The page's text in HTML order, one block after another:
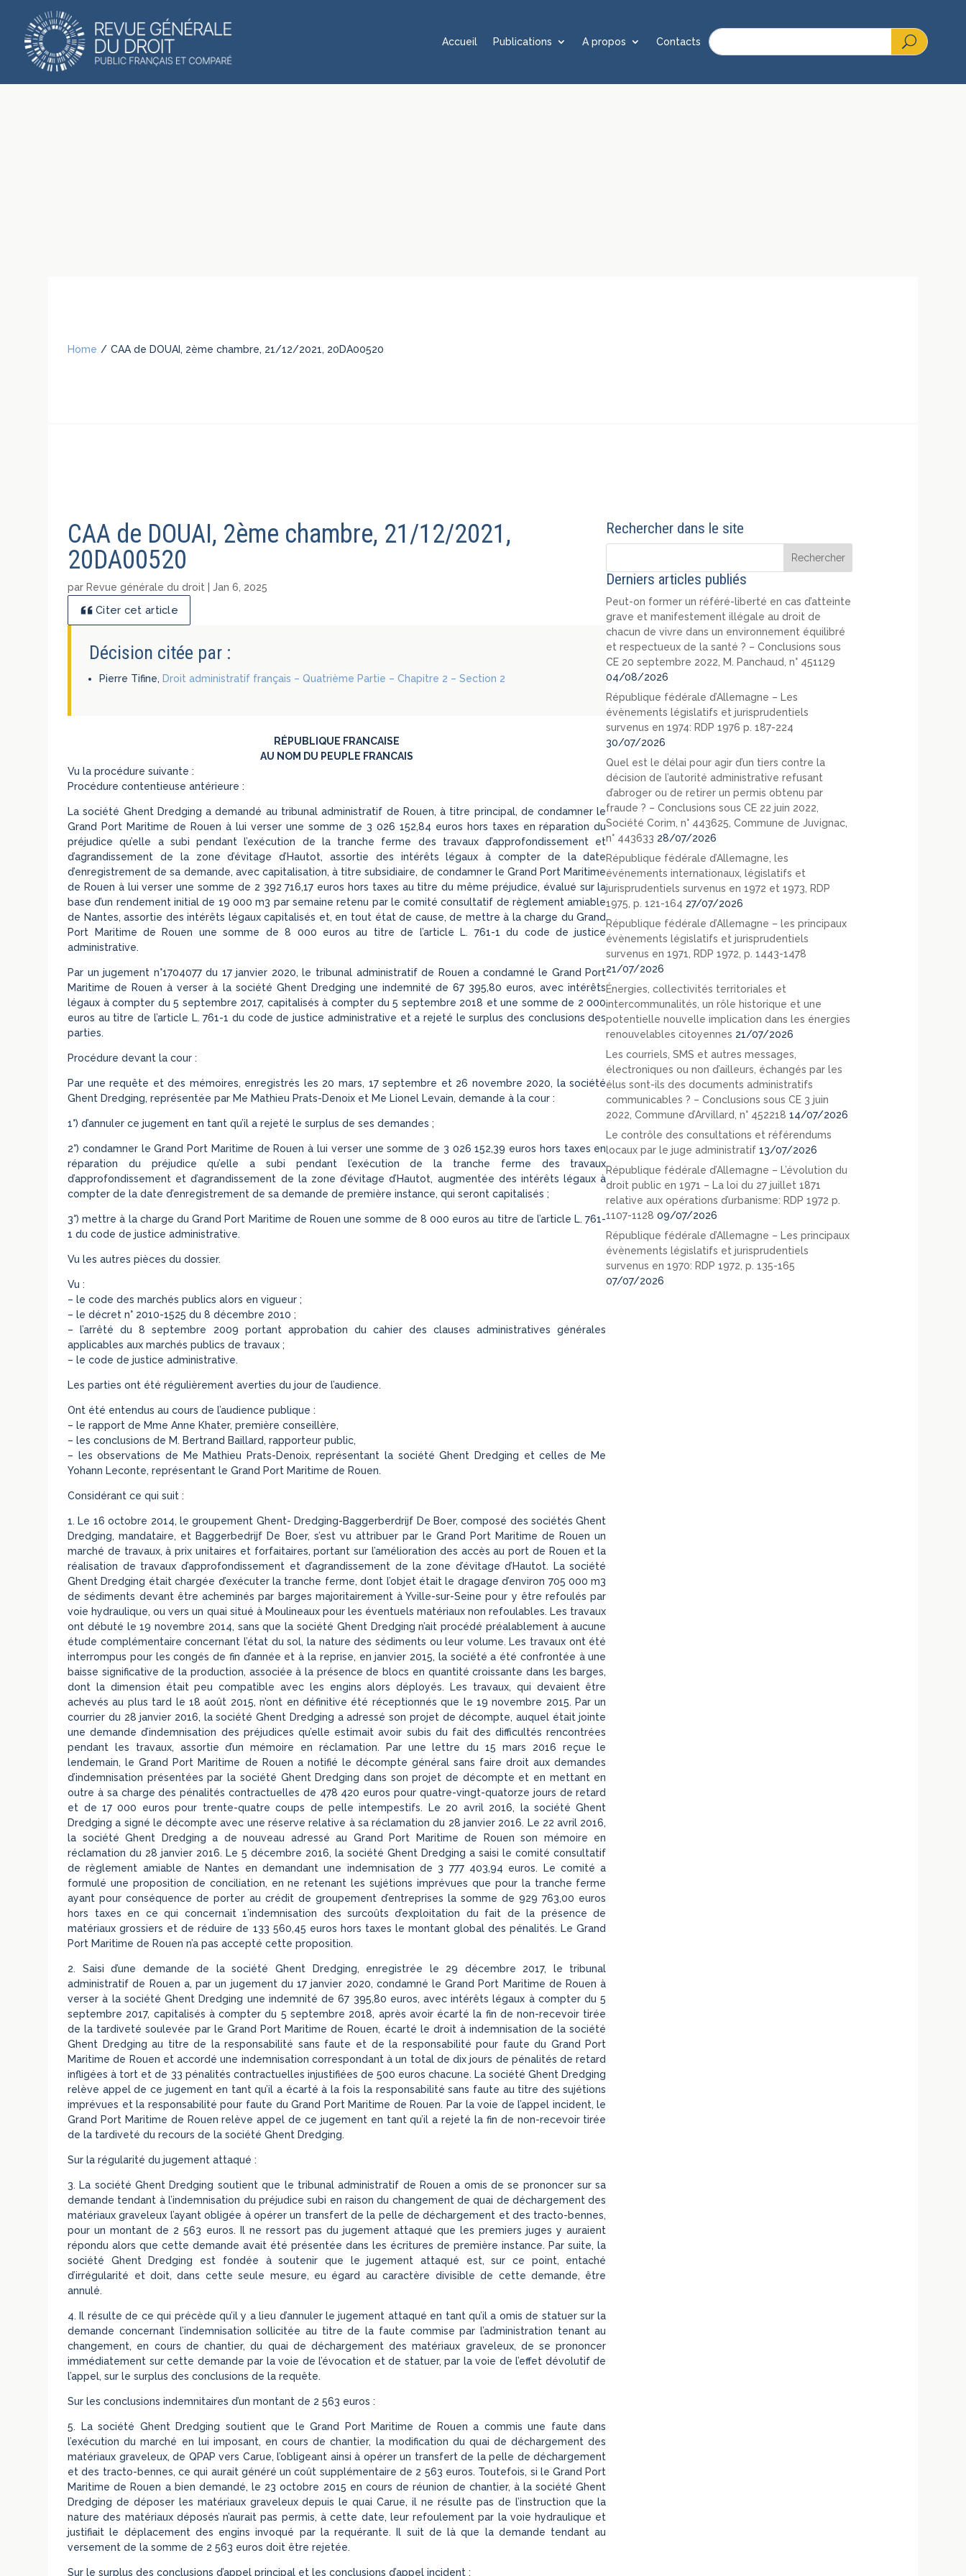
Accueil Publications A propos Contacts
Home / CAA de DOUAI, 2ème chambre, 21/12/2021, 20DA00520
CAA de DOUAI, 2ème chambre, 21/12/2021,
20DA00520
par Revue générale du droit |Jan 6, 2025
Citer cet article
Décision citée par :
Pierre Tifine,Droit administratif français – Quatrième Partie – Chapitre 2 – Section 2
RÉPUBLIQUE FRANCAISE
AU NOM DU PEUPLE FRANCAIS
Vu la procédure suivante :
Procédure contentieuse antérieure :
La société Ghent Dredging a demandé au tribunal administratif de Rouen, à titre principal, de condamner le
Grand Port Maritime de Rouen à lui verser une somme de 3 026 152,84 euros hors taxes en réparation du
préjudice qu’elle a subi pendant l’exécution de la tranche ferme des travaux d’approfondissement et
d’agrandissement de la zone d’évitage d’Hautot, assortie des intérêts légaux à compter de la date
d’enregistrement de sa demande, avec capitalisation, à titre subsidiaire, de condamner le Grand Port Maritime
de Rouen à lui verser une somme de 2 392 716,17 euros hors taxes au titre du même préjudice, évalué sur la
base d’un rendement initial de 19 000 m3 par semaine retenu par le comité consultatif de règlement amiable
de Nantes, assortie des intérêts légaux capitalisés et, en tout état de cause, de mettre à la charge du Grand
Port Maritime de Rouen une somme de 8 000 euros au titre de l’article L. 761-1 du code de justice
administrative.
Par un jugement n°1704077 du 17 janvier 2020, le tribunal administratif de Rouen a condamné le Grand Port
Maritime de Rouen à verser à la société Ghent Dredging une indemnité de 67 395,80 euros, avec intérêts
légaux à compter du 5 septembre 2017, capitalisés à compter du 5 septembre 2018 et une somme de 2 000
euros au titre de l’article L. 761-1 du code de justice administrative et a rejeté le surplus des conclusions des
parties.
Procédure devant la cour :
Par une requête et des mémoires, enregistrés les 20 mars, 17 septembre et 26 novembre 2020, la société
Ghent Dredging, représentée par Me Mathieu Prats-Denoix et Me Lionel Levain, demande à la cour :
1°) d’annuler ce jugement en tant qu’il a rejeté le surplus de ses demandes ;
2°) condamner le Grand Port Maritime de Rouen à lui verser une somme de 3 026 152,39 euros hors taxes en
réparation du préjudice qu’elle a subi pendant l’exécution de la tranche ferme des travaux
d’approfondissement et d’agrandissement de la zone d’évitage d’Hautot, augmentée des intérêts légaux à
compter de la date d’enregistrement de sa demande de première instance, qui seront capitalisés ;
3°) mettre à la charge du Grand Port Maritime de Rouen une somme de 8 000 euros au titre de l’article L. 761-
1 du code de justice administrative.
Vu les autres pièces du dossier.
Vu :
– le code des marchés publics alors en vigueur ;
– le décret n° 2010-1525 du 8 décembre 2010 ;
– l’arrêté du 8 septembre 2009 portant approbation du cahier des clauses administratives générales
applicables aux marchés publics de travaux ;
– le code de justice administrative.
Les parties ont été régulièrement averties du jour de l’audience.
Ont été entendus au cours de l’audience publique :
– le rapport de Mme Anne Khater, première conseillère,
– les conclusions de M. Bertrand Baillard, rapporteur public,
– les observations de Me Mathieu Prats-Denoix, représentant la société Ghent Dredging et celles de Me
Yohann Leconte, représentant le Grand Port Maritime de Rouen.
Considérant ce qui suit :
1. Le 16 octobre 2014, le groupement Ghent- Dredging-Baggerberdrijf De Boer, composé des sociétés Ghent
Dredging, mandataire, et Baggerbedrijf De Boer, s’est vu attribuer par le Grand Port Maritime de Rouen un
marché de travaux, à prix unitaires et forfaitaires, portant sur l’amélioration des accès au port de Rouen et la
réalisation de travaux d’approfondissement et d’agrandissement de la zone d’évitage d’Hautot. La société
Ghent Dredging était chargée d’exécuter la tranche ferme, dont l’objet était le dragage d’environ 705 000 m3
de sédiments devant être acheminés par barges majoritairement à Yville-sur-Seine pour y être refoulés par
voie hydraulique, ou vers un quai situé à Moulineaux pour les éventuels matériaux non refoulables. Les travaux
ont débuté le 19 novembre 2014, sans que la société Ghent Dredging n’ait procédé préalablement à aucune
étude complémentaire concernant l’état du sol, la nature des sédiments ou leur volume. Les travaux ont été
interrompus pour les congés de fin d’année et à la reprise, en janvier 2015, la société a été confrontée à une
baisse significative de la production, associée à la présence de blocs en quantité croissante dans les barges,
dont la dimension était peu compatible avec les engins alors déployés. Les travaux, qui devaient être
achevés au plus tard le 18 août 2015, n’ont en définitive été réceptionnés que le 19 novembre 2015. Par un
courrier du 28 janvier 2016, la société Ghent Dredging a adressé son projet de décompte, auquel était jointe
une demande d’indemnisation des préjudices qu’elle estimait avoir subis du fait des difficultés rencontrées
pendant les travaux, assortie d’un mémoire en réclamation. Par une lettre du 15 mars 2016 reçue le
lendemain, le Grand Port Maritime de Rouen a notifié le décompte général sans faire droit aux demandes
d’indemnisation présentées par la société Ghent Dredging dans son projet de décompte et en mettant en
outre à sa charge des pénalités contractuelles de 478 420 euros pour quatre-vingt-quatorze jours de retard
et de 17 000 euros pour trente-quatre coups de pelle intempestifs. Le 20 avril 2016, la société Ghent
Dredging a signé le décompte avec une réserve relative à sa réclamation du 28 janvier 2016. Le 22 avril 2016,
la société Ghent Dredging a de nouveau adressé au Grand Port Maritime de Rouen son mémoire en
réclamation du 28 janvier 2016. Le 5 décembre 2016, la société Ghent Dredging a saisi le comité consultatif
de règlement amiable de Nantes en demandant une indemnisation de 3 777 403,94 euros. Le comité a
formulé une proposition de conciliation, en ne retenant les sujétions imprévues que pour la tranche ferme
ayant pour conséquence de porter au crédit de groupement d’entreprises la somme de 929 763,00 euros
hors taxes en ce qui concernait 1’indemnisation des surcoûts d’exploitation du fait de la présence de
matériaux grossiers et de réduire de 133 560,45 euros hors taxes le montant global des pénalités. Le Grand
Port Maritime de Rouen n’a pas accepté cette proposition.
2. Saisi d’une demande de la société Ghent Dredging, enregistrée le 29 décembre 2017, le tribunal
administratif de Rouen a, par un jugement du 17 janvier 2020, condamné le Grand Port Maritime de Rouen à
verser à la société Ghent Dredging une indemnité de 67 395,80 euros, avec intérêts légaux à compter du 5
septembre 2017, capitalisés à compter du 5 septembre 2018, après avoir écarté la fin de non-recevoir tirée
de la tardiveté soulevée par le Grand Port Maritime de Rouen, écarté le droit à indemnisation de la société
Ghent Dredging au titre de la responsabilité sans faute et de la responsabilité pour faute du Grand Port
Maritime de Rouen et accordé une indemnisation correspondant à un total de dix jours de pénalités de retard
infligées à tort et de 33 pénalités contractuelles injustifiées de 500 euros chacune. La société Ghent Dredging
relève appel de ce jugement en tant qu’il a écarté à la fois la responsabilité sans faute au titre des sujétions
imprévues et la responsabilité pour faute du Grand Port Maritime de Rouen. Par la voie de l’appel incident, le
Grand Port Maritime de Rouen relève appel de ce jugement en tant qu’il a rejeté la fin de non-recevoir tirée
de la tardiveté du recours de la société Ghent Dredging.
Sur la régularité du jugement attaqué :
3. La société Ghent Dredging soutient que le tribunal administratif de Rouen a omis de se prononcer sur sa
demande tendant à l’indemnisation du préjudice subi en raison du changement de quai de déchargement des
matériaux graveleux l’ayant obligée à opérer un transfert de la pelle de déchargement et des tracto-bennes,
pour un montant de 2 563 euros. Il ne ressort pas du jugement attaqué que les premiers juges y auraient
répondu alors que cette demande avait été présentée dans les écritures de première instance. Par suite, la
société Ghent Dredging est fondée à soutenir que le jugement attaqué est, sur ce point, entaché
d’irrégularité et doit, dans cette seule mesure, eu égard au caractère divisible de cette demande, être
annulé.
4. Il résulte de ce qui précède qu’il y a lieu d’annuler le jugement attaqué en tant qu’il a omis de statuer sur la
demande concernant l’indemnisation sollicitée au titre de la faute commise par l’administration tenant au
changement, en cours de chantier, du quai de déchargement des matériaux graveleux, de se prononcer
immédiatement sur cette demande par la voie de l’évocation et de statuer, par la voie de l’effet dévolutif de
l’appel, sur le surplus des conclusions de la requête.
Sur les conclusions indemnitaires d’un montant de 2 563 euros :
5. La société Ghent Dredging soutient que le Grand Port Maritime de Rouen a commis une faute dans
l’exécution du marché en lui imposant, en cours de chantier, la modification du quai de déchargement des
matériaux graveleux, de QPAP vers Carue, l’obligeant ainsi à opérer un transfert de la pelle de déchargement
et des tracto-bennes, ce qui aurait généré un coût supplémentaire de 2 563 euros. Toutefois, si le Grand Port
Maritime de Rouen a bien demandé, le 23 octobre 2015 en cours de réunion de chantier, à la société Ghent
Dredging de déposer les matériaux graveleux depuis le quai Carue, il ne résulte pas de l’instruction que la
nature des matériaux déposés n’aurait pas permis, à cette date, leur refoulement par la voie hydraulique et
justifiait le déplacement des engins invoqué par la requérante. Il suit de là que la demande tendant au
versement de la somme de 2 563 euros doit être rejetée.
Sur le surplus des conclusions d’appel principal et les conclusions d’appel incident :
Rechercher dans le site
Derniers articles publiés
Peut-on former un référé-liberté en cas d’atteinte
grave et manifestement illégale au droit de
chacun de vivre dans un environnement équilibré
et respectueux de la santé ? – Conclusions sous
CE 20 septembre 2022, M. Panchaud, n° 451129
04/08/2026
République fédérale d’Allemagne – Les
évènements législatifs et jurisprudentiels
survenus en 1974: RDP 1976 p. 187-224
30/07/2026
Quel est le délai pour agir d’un tiers contre la
décision de l’autorité administrative refusant
d’abroger ou de retirer un permis obtenu par
fraude ? – Conclusions sous CE 22 juin 2022,
Société Corim, n° 443625, Commune de Juvignac,
n° 443633 28/07/2026
République fédérale d’Allemagne, les
événements internationaux, législatifs et
jurisprudentiels survenus en 1972 et 1973, RDP
1975, p. 121-164 27/07/2026
République fédérale d’Allemagne – les principaux
évènements législatifs et jurisprudentiels
survenus en 1971, RDP 1972, p. 1443-1478
21/07/2026
Énergies, collectivités territoriales et
intercommunalités, un rôle historique et une
potentielle nouvelle implication dans les énergies
renouvelables citoyennes 21/07/2026
Les courriels, SMS et autres messages,
électroniques ou non d’ailleurs, échangés par les
élus sont-ils des documents administratifs
communicables ? – Conclusions sous CE 3 juin
2022, Commune d’Arvillard, n° 452218 14/07/2026
Le contrôle des consultations et référendums
locaux par le juge administratif 13/07/2026
République fédérale d’Allemagne – L’évolution du
droit public en 1971 – La loi du 27 juillet 1871
relative aux opérations d’urbanisme: RDP 1972 p.
1107-1128 09/07/2026
République fédérale d’Allemagne – Les principaux
évènements législatifs et jurisprudentiels
survenus en 1970: RDP 1972, p. 135-165
07/07/2026